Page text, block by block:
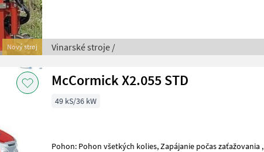
Nový stroj Vinarské stroje /
McCormick X2.055 STD
49 kS/36 kW
Pohon: Pohon všetkých kolies, Zapájanie počas zaťažovania ,